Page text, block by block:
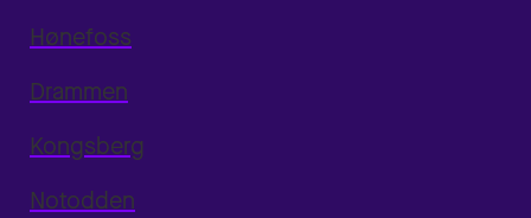
Hønefoss
Drammen
Kongsberg
Notodden